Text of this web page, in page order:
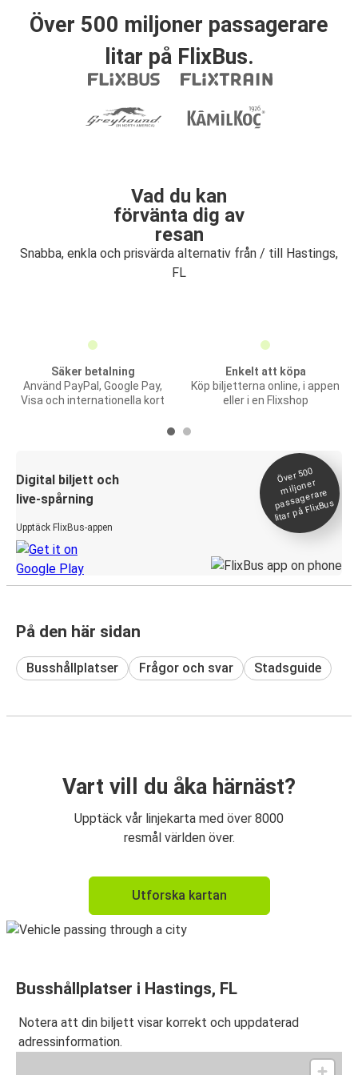
Över 500 miljoner passagerare
litar på FlixBus.
Vad du kan
förvänta dig av
resan
Snabba, enkla och prisvärda alternativ från / till Hastings,
FL
Säker betalning
Använd PayPal, Google Pay,
Visa och internationella kort
Enkelt att köpa
Köp biljetterna online, i appen
eller i en Flixshop
Digital biljett och
live-spårning
Upptäck FlixBus-appen
Över 500
miljoner
passagerare
litar på FlixBus
På den här sidan
Busshållplatser Frågor och svar Stadsguide
Vart vill du åka härnäst?
Upptäck vår linjekarta med över 8000
resmål världen över.
Utforska kartan
Busshållplatser i Hastings, FL
Notera att din biljett visar korrekt och uppdaterad
adressinformation.